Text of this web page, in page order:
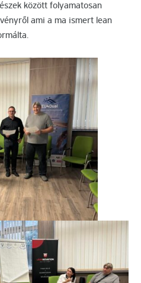
között folyamatosan
ami a ma ismert lean